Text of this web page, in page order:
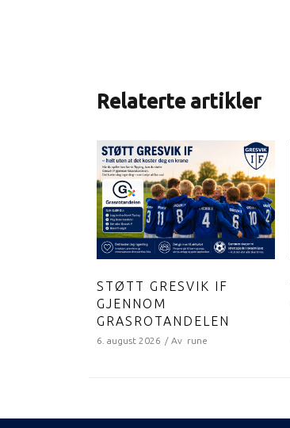
Relaterte artikler
STØTT GRESVIK IF
GJENNOM
GRASROTANDELEN
6. august 2026 Av rune